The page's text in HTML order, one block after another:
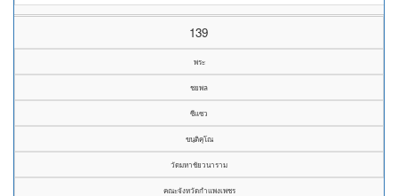
139
พระ
ชยพล
ซีแซว
ขนฺติคุโณ
วัดมหาชัยวนาราม
คณะจังหวัดกำแพงเพชร